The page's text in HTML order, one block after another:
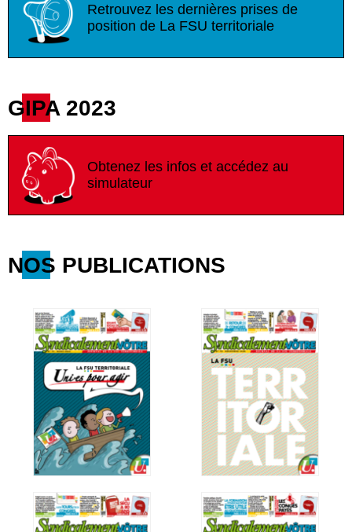
Retrouvez les dernières prises de
position de La FSU territoriale
GIPA 2023
Obtenez les infos et accédez au
simulateur
NOS PUBLICATIONS